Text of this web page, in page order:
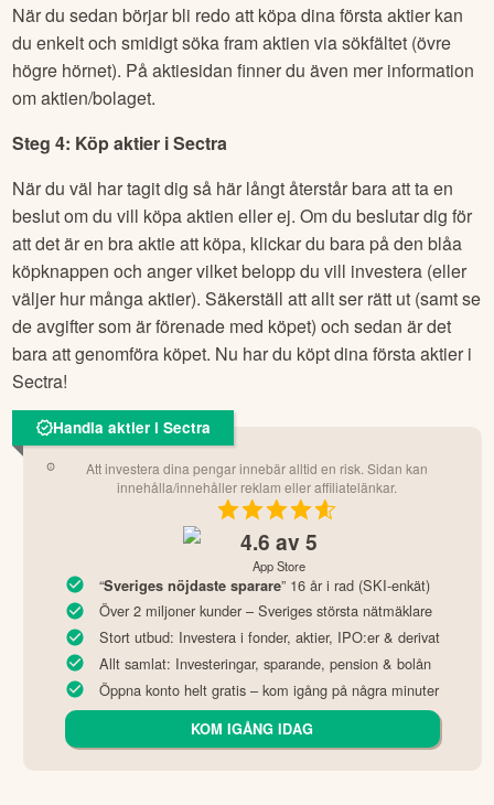
När du sedan börjar bli redo att köpa dina första aktier kan
du enkelt och smidigt söka fram aktien via sökfältet (övre
högre hörnet). På aktiesidan finner du även mer information
om aktien/bolaget.
Steg 4: Köp aktier iSectra
När du väl har tagit dig så här långt återstår bara att ta en
beslut om du vill köpa aktien eller ej. Om du beslutar dig för
att det är en bra aktie att köpa, klickar du bara på den blåa
köpknappen och anger vilket belopp du vill investera (eller
väljer hur många aktier). Säkerställ att allt ser rätt ut (samt se
de avgifter som är förenade med köpet) och sedan är det
bara att genomföra köpet. Nu har du köpt dina första aktier i
Sectra!
Handla aktier i Sectra
Att investera dina pengar innebär alltid en risk. Sidan kan
innehålla/innehåller reklam eller affiliatelänkar.
4.6 av 5
App Store
“Sveriges nöjdaste sparare” 16 år i rad (SKI-enkät)
Över 2 miljoner kunder – Sveriges största nätmäklare
Stort utbud: Investera i fonder, aktier, IPO:er & derivat
Allt samlat: Investeringar, sparande, pension & bolån
Öppna konto helt gratis – kom igång på några minuter
KOM IGÅNG IDAG